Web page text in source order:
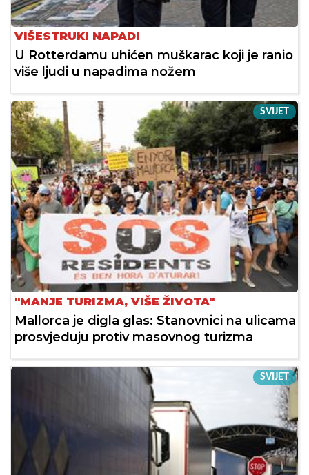
VIŠESTRUKI NAPADI
U Rotterdamu uhićen muškarac koji je ranio
više ljudi u napadima nožem
SVIJET
"MANJE TURIZMA, VIŠE ŽIVOTA"
Mallorca je digla glas: Stanovnici na ulicama
prosvjeduju protiv masovnog turizma
SVIJET